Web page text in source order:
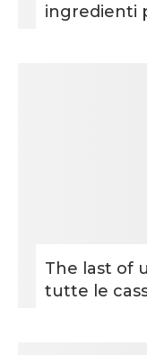
ingredienti
The last of
tutte le